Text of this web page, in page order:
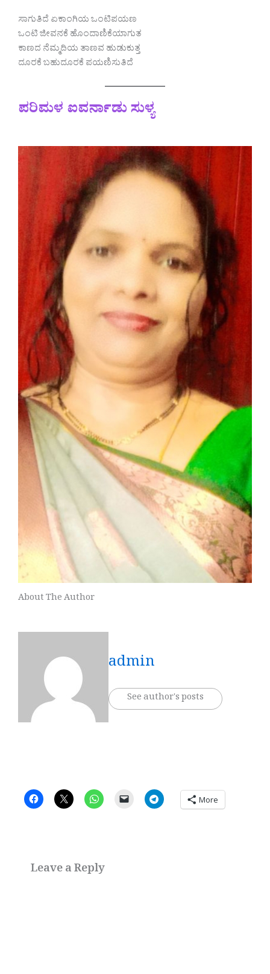
ಸಾಗುತಿದೆ ಏಕಾಂಗಿಯ ಒಂಟಿಪಯಣ
ಒಂಟಿ ಜೀವನಕೆ ಹೊಂದಾಣಿಕೆಯಾಗುತ
ಕಾಣದ ನೆಮ್ಮದಿಯ ತಾಣವ ಹುಡುಕುತ್ತ
ದೂರಕೆ ಬಹುದೂರಕೆ ಪಯಣಿಸುತಿದೆ
ಪರಿಮಳ ಐವರ್ನಾಡು ಸುಳ್ಯ
About The Author
admin
See author's posts
More
Leave a Reply